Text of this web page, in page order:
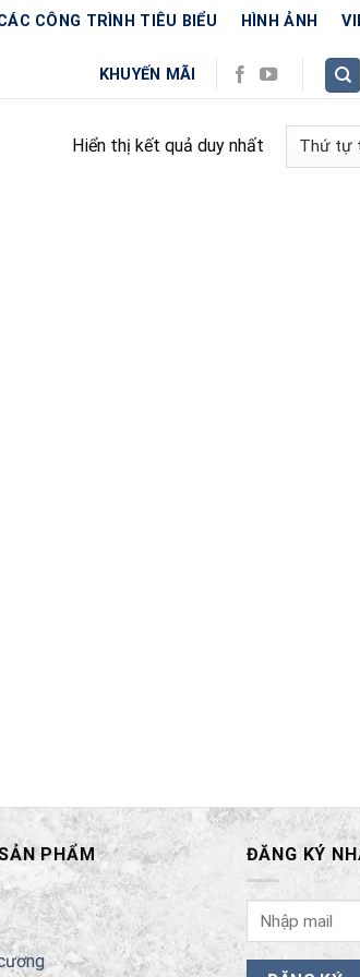
CÔNG TRÌNH TIÊU BIỂU HÌNH ẢNH
KHUYẾN MÃI
Hiển thị kết quả duy nhất
PHẨM ĐĂNG KÝ